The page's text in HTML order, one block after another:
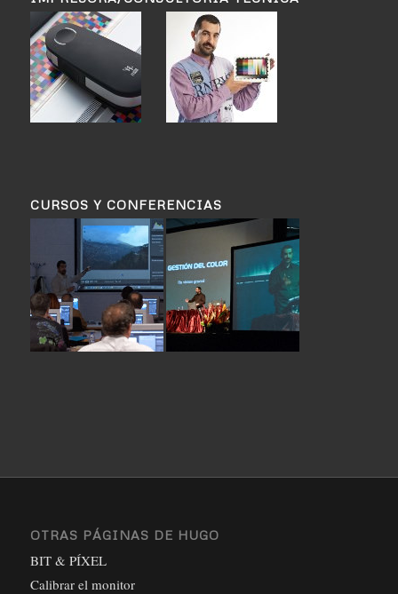
CURSOS Y CONFERENCIAS
OTRAS PÁGINAS DE HUGO
BIT & PÍXEL
Calibrar el monitor